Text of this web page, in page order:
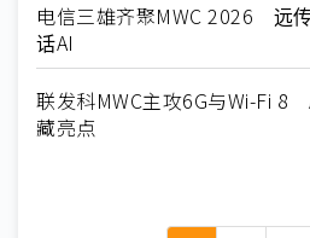
电信三雄齐聚MWC 2026 远
话AI
联发科MWC主攻6G与Wi-Fi 8
藏亮点